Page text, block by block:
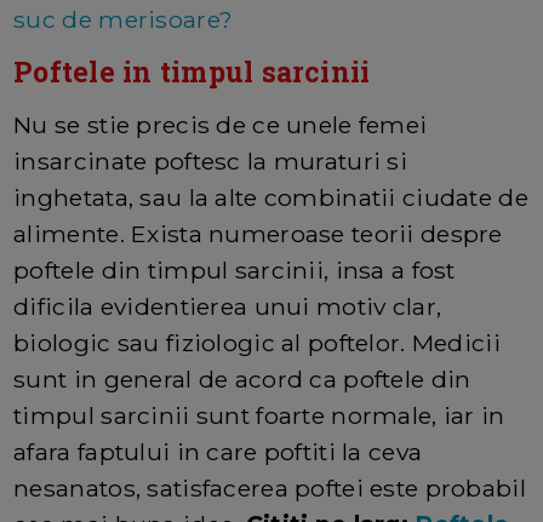
suc de merisoare?
Poftele in timpul sarcinii
Nu se stie precis de ce unele femei
insarcinate poftesc la muraturi si
inghetata, sau la alte combinatii ciudate de
alimente. Exista numeroase teorii despre
poftele din timpul sarcinii, insa a fost
dificila evidentierea unui motiv clar,
biologic sau fiziologic al poftelor. Medicii
sunt in general de acord ca poftele din
timpul sarcinii sunt foarte normale, iar in
afara faptului in care poftiti la ceva
nesanatos, satisfacerea poftei este probabil